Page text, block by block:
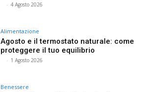
- 4 Agosto 2026
Alimentazione
Agosto e il termostato naturale: come
proteggere il tuo equilibrio
- 1 Agosto 2026
Benessere